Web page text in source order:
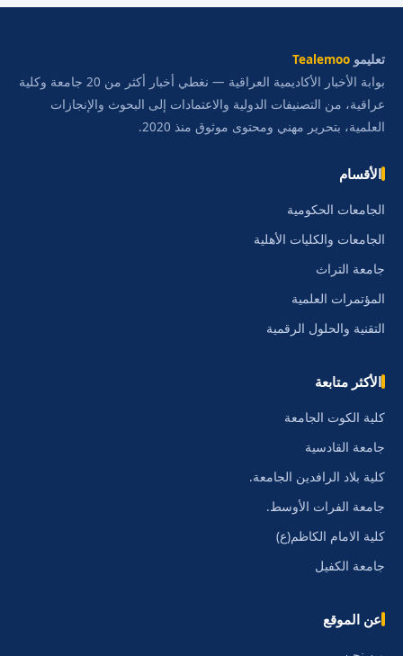
تعليمو Tealemoo
بوابة الأخبار الأكاديمية العراقية — نغطي أخبار أكثر من 20 جامعة وكلية
عراقية، من التصنيفات الدولية والاعتمادات إلى البحوث والإنجازات
العلمية، بتحرير مهني ومحتوى موثوق منذ 2020.
الأقسام
الجامعات الحكومية
الجامعات والكليات الأهلية
جامعة التراث
المؤتمرات العلمية
التقنية والحلول الرقمية
الأكثر متابعة
كلية الكوت الجامعة
جامعة القادسية
كلية بلاد الرافدين الجامعة.
جامعة الفرات الأوسط.
كلية الامام الكاظم(ع)
جامعة الكفيل
عن الموقع